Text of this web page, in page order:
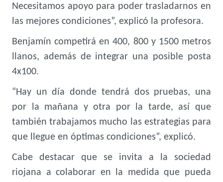
Necesitamos apoyo para poder trasladarnos en
las mejores condiciones”, explicó la profesora.
Benjamín competirá en 400, 800 y 1500 metros
llanos, además de integrar una posible posta
4x100.
“Hay un día donde tendrá dos pruebas, una
por la mañana y otra por la tarde, así que
también trabajamos mucho las estrategias para
que llegue en óptimas condiciones”, explicó.
Cabe destacar que se invita a la sociedad
riojana a colaborar en la medida que pueda